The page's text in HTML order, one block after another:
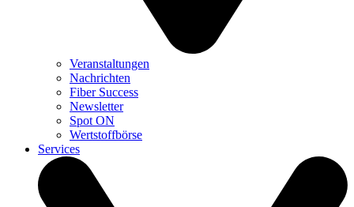
Veranstaltungen
Nachrichten
Fiber Success
Newsletter
Spot ON
Wertstoffbörse
Services